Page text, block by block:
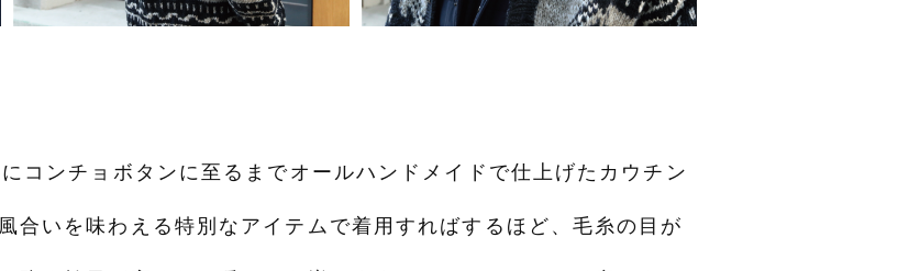
コンチョボタンに至るまでオールハンドメイドで仕上げたカウチン
合いを味わえる特別なアイテムで着用すればするほど、毛糸の目が